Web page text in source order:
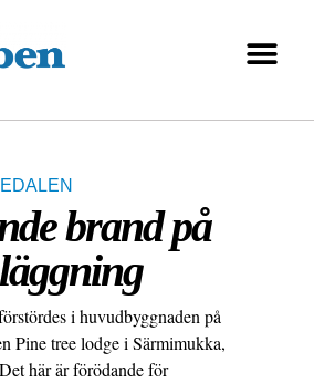
brand på
i huvudbyggnaden på
Pine tree lodge i Särmimukka,
här är förödande för